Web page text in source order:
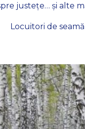
justețe… și alte
Locuitori de seamă